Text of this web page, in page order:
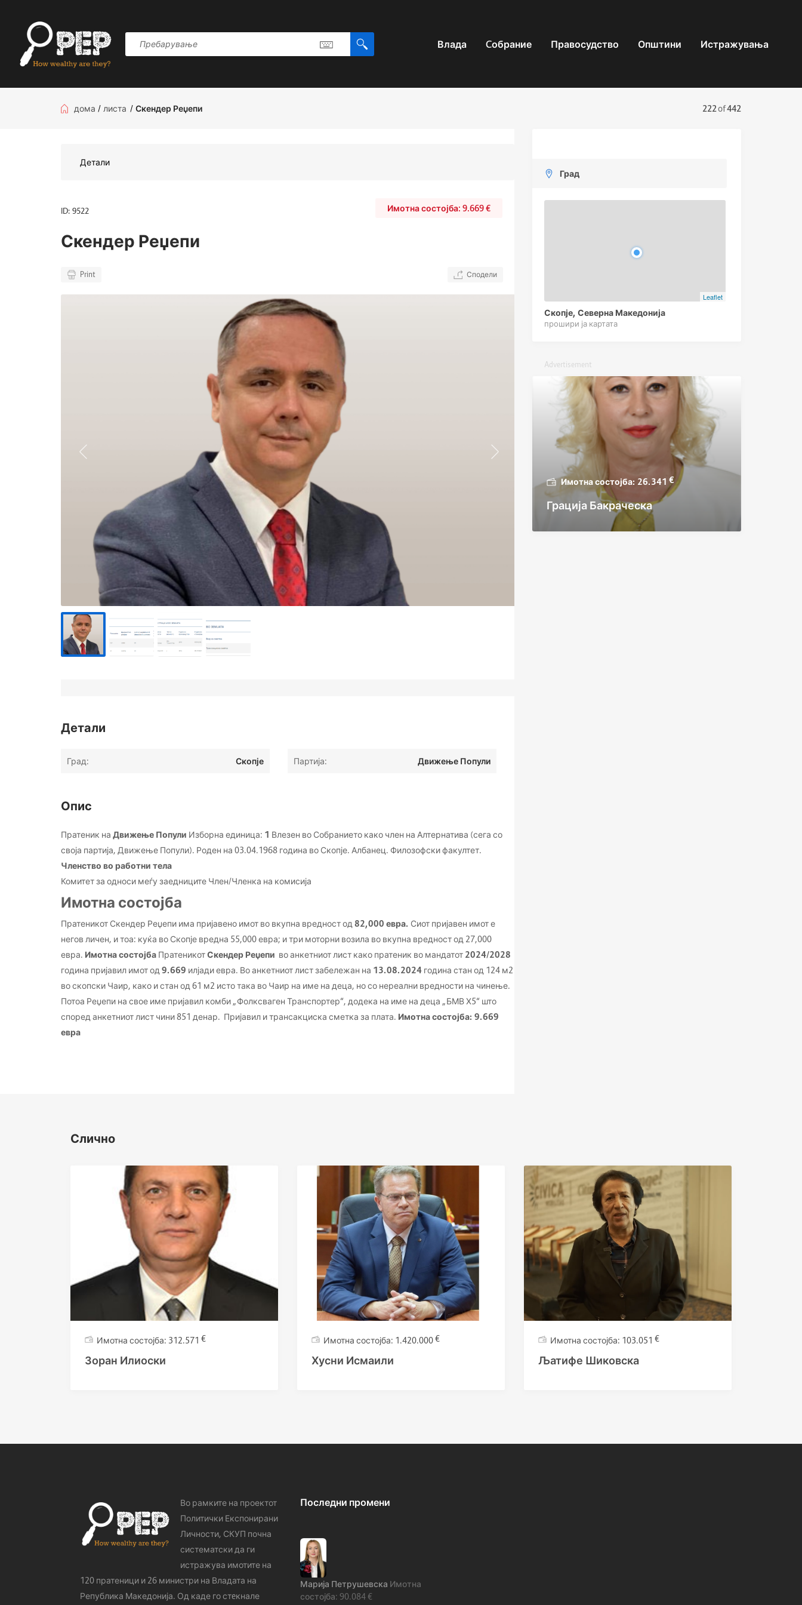
Влада Cобрание Правосудство Општини Истражувања
дома / листа / Скендер Реџепи 222of442
Детали
ID: 9522 9.669€
Скендер Реџепи
Print Сподели
Детали
Град: Скопје Партија: Движење Попули
Опис
Пратеник на Движење Попули Изборна единица: 1 Влезен во Собранието како член на Алтернатива (сега со
своја партија, Движење Попули). Роден на 03.04.1968 година во Скопје. Албанец. Филозофски факултет.
Членство во работни тела
Комитет за односи меѓу заедниците Член/Членка на комисија
Имотна состојба
Пратеникот Скендер Реџепи има пријавено имот во вкупна вредност од 82,000 евра. Сиот пријавен имот е
негов личен, и тоа: куќа во Скопје вредна 55,000 евра; и три моторни возила во вкупна вредност од 27,000
евра. Имотна состојба ПратеникотСкендер Реџепи во анкетниот лист како пратеник во мандатот 2024/2028
година пријавил имот од 9.669 илјади евра. Во анкетниот лист забележан на 13.08.2024 година стан од 124 м2
во скопски Чаир, како и стан од 61 м2 исто така во Чаир на име на деца, но со нереални вредности на чинење.
Потоа Реџепи на свое име пријавил комби „Фолксваген Транспортер“, додека на име на деца „БМВ Х5“ што
според анкетниот лист чини 851 денар. Пријавил и трансакциска сметка за плата. Имотна состојба: 9.669
евра
Град
Leaflet
Скопје, Северна Македонија
прошири ја картата
Advertisement
26.341 €
Грација Бакраческа
Слично
312.571 €
Зоран Илиоски
1.420.000€
Хусни Исмаили
103.051 €
Љатифе Шиковска
Во рамките на проектот
Политички Експонирани
Личности, СКУП почна
систематски да ги
истражува имотите на
120 пратеници и 26 министри на Владата на
Република Македонија. Од каде го стeкнале
Последни промени
Марија Петрушевска
90.084€